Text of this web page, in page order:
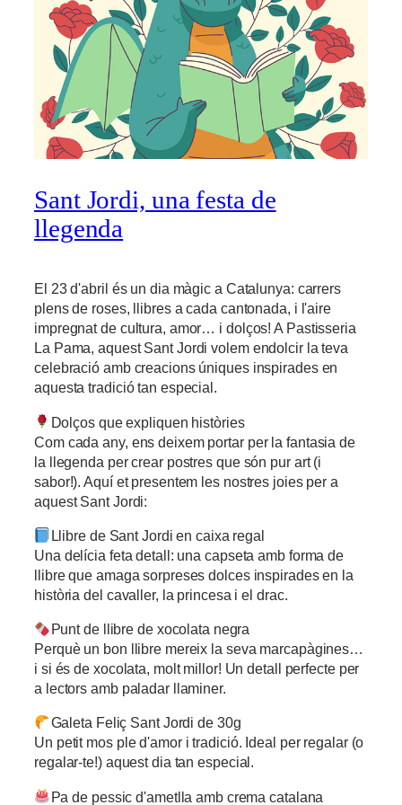
Sant Jordi, una festa de
llegenda
El 23 d'abril és un dia màgic a Catalunya: carrers
plens de roses, llibres a cada cantonada, i l'aire
impregnat de cultura, amor… i dolços! A Pastisseria
La Pama, aquest Sant Jordi volem endolcir la teva
celebració amb creacions úniques inspirades en
aquesta tradició tan especial.
Dolços que expliquen històries
Com cada any, ens deixem portar per la fantasia de
la llegenda per crear postres que són pur art (i
sabor!). Aquí et presentem les nostres joies per a
aquest Sant Jordi:
Llibre de Sant Jordi en caixa regal
Una delícia feta detall: una capseta amb forma de
llibre que amaga sorpreses dolces inspirades en la
història del cavaller, la princesa i el drac.
Punt de llibre de xocolata negra
Perquè un bon llibre mereix la seva marcapàgines…
i si és de xocolata, molt millor! Un detall perfecte per
a lectors amb paladar llaminer.
Galeta Feliç Sant Jordi de 30g
Un petit mos ple d'amor i tradició. Ideal per regalar (o
regalar-te!) aquest dia tan especial.
Pa de pessic d'ametlla amb crema catalana